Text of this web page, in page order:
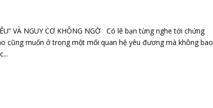
VÀ NGUY CƠ KHÔNG NGỜ Có lẽ bạn từng nghe tới chứng
cũng muốn ở trong một mối quan hệ yêu đương mà không bao